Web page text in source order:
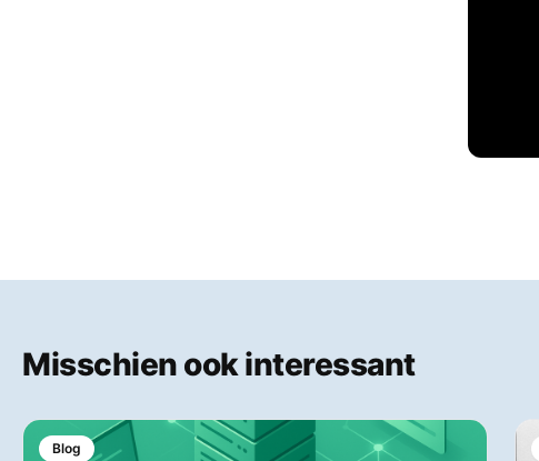
Misschien ook interessant
Blog